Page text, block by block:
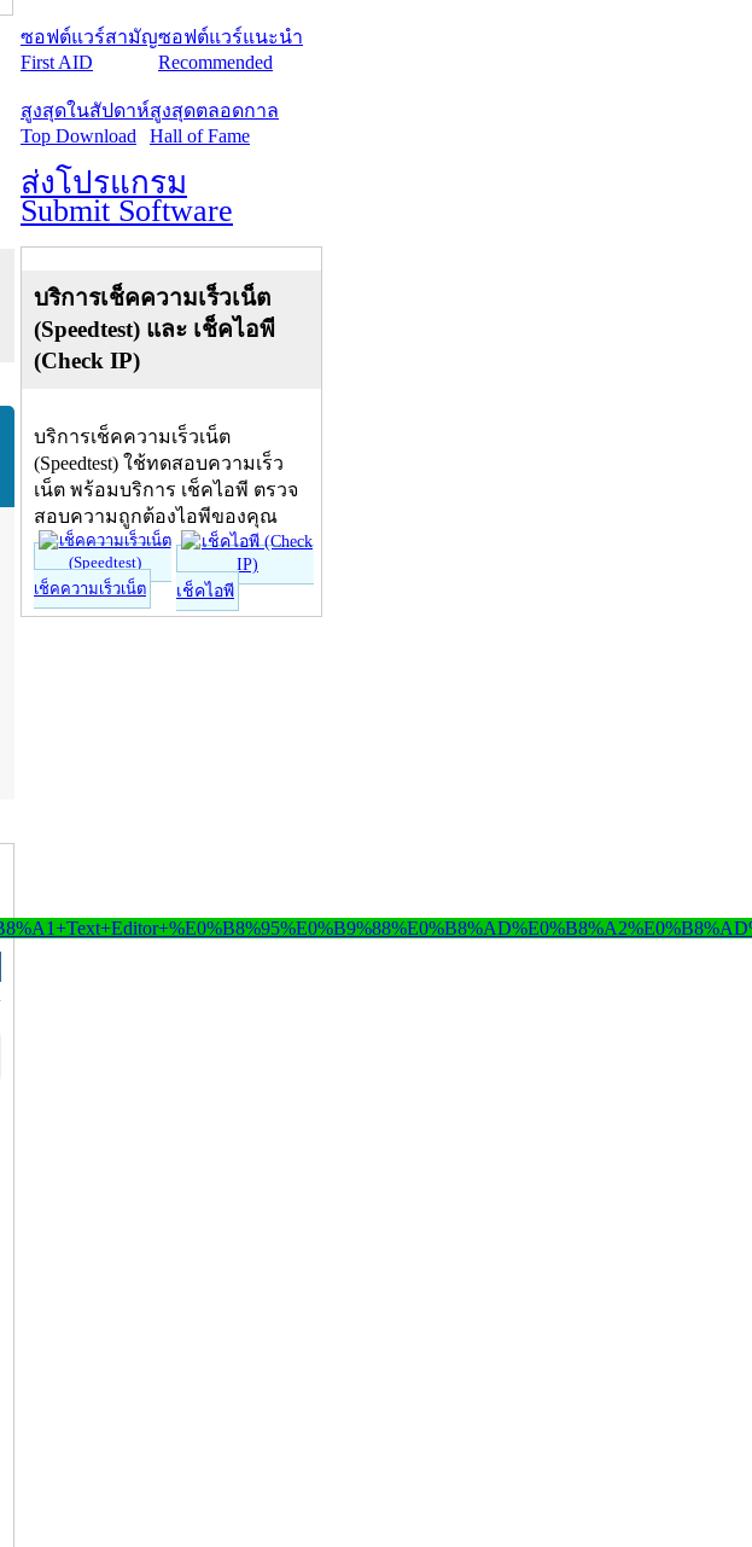
ซอฟต์แวร์สามัญ
First AID
ซอฟต์แวร์แนะนำ
Recommended
สูงสุดในสัปดาห์
Top Download
สูงสุดตลอดกาล
Hall of Fame
ส่งโปรแกรม
Submit Software
บริการเช็คความเร็วเน็ต
(Speedtest) และ เช็คไอพี
(Check IP)
บริการเช็คความเร็วเน็ต
(Speedtest) ใช้ทดสอบความเร็ว
เน็ต พร้อมบริการ เช็คไอพี ตรวจ
สอบความถูกต้องไอพีของคุณ
เช็คความเร็วเน็ต เช็คไอพี